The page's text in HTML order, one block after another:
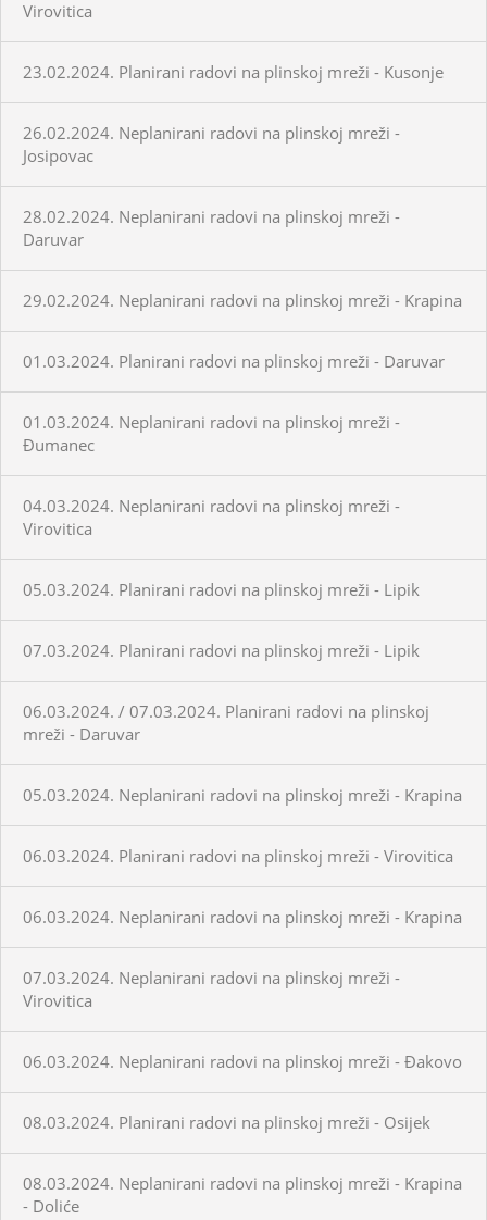
Virovitica
23.02.2024. Planirani radovi na plinskoj mreži - Kusonje
26.02.2024. Neplanirani radovi na plinskoj mreži -
Josipovac
28.02.2024. Neplanirani radovi na plinskoj mreži -
Daruvar
29.02.2024. Neplanirani radovi na plinskoj mreži - Krapina
01.03.2024. Planirani radovi na plinskoj mreži - Daruvar
01.03.2024. Neplanirani radovi na plinskoj mreži -
Đumanec
04.03.2024. Neplanirani radovi na plinskoj mreži -
Virovitica
05.03.2024. Planirani radovi na plinskoj mreži - Lipik
07.03.2024. Planirani radovi na plinskoj mreži - Lipik
06.03.2024. / 07.03.2024. Planirani radovi na plinskoj
mreži - Daruvar
05.03.2024. Neplanirani radovi na plinskoj mreži - Krapina
06.03.2024. Planirani radovi na plinskoj mreži - Virovitica
06.03.2024. Neplanirani radovi na plinskoj mreži - Krapina
07.03.2024. Neplanirani radovi na plinskoj mreži -
Virovitica
06.03.2024. Neplanirani radovi na plinskoj mreži - Đakovo
08.03.2024. Planirani radovi na plinskoj mreži - Osijek
08.03.2024. Neplanirani radovi na plinskoj mreži - Krapina
- Doliće